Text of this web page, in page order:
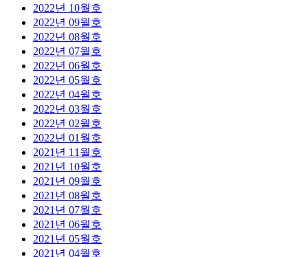
2022년 10월호
2022년 09월호
2022년 08월호
2022년 07월호
2022년 06월호
2022년 05월호
2022년 04월호
2022년 03월호
2022년 02월호
2022년 01월호
2021년 11월호
2021년 10월호
2021년 09월호
2021년 08월호
2021년 07월호
2021년 06월호
2021년 05월호
2021년 04월호